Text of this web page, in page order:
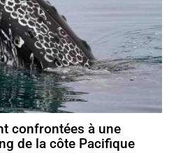
confrontées à une
de la côte Pacifique